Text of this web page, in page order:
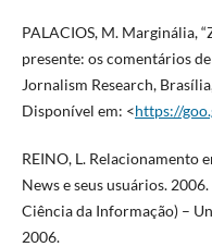
PALACIOS, M. Marginália,
presente: os comentários
Jornalism Research,
Disponível em: <https://
REINO, L. Relacionamento
News e seus usuários.
Ciência da Informação) –
2006.